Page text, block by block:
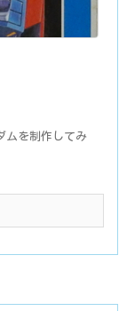
ムを制作してみ